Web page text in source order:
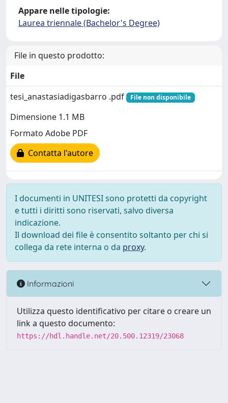
Appare nelle tipologie:
Laurea triennale (Bachelor's Degree)
File in questo prodotto:
File
tesi_anastasiadigasbarro .pdf
File non disponibile
Dimensione 1.1 MB
Formato Adobe PDF
Contatta l'autore
I documenti in UNITESI sono protetti da copyright
e tutti i diritti sono riservati, salvo diversa
indicazione.
Il download dei file è consentito soltanto per chi si
collega da rete interna o da proxy.
Informazioni
Utilizza questo identificativo per citare o creare un
link a questo documento:
https://hdl.handle.net/20.500.12319/23068